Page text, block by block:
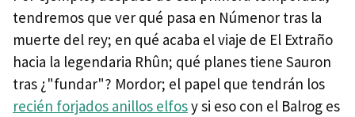
tendremos que ver qué pasa en Númenor tras la
muerte del rey; en qué acaba el viaje de El Extraño
hacia la legendaria Rhûn; qué planes tiene Sauron
tras ¿"fundar"? Mordor; el papel que tendrán los
recién forjados anillos elfosy si eso con el Balrog es